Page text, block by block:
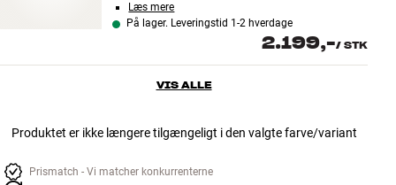
Læs mere
På lager. Leveringstid 1-2 hverdage
2.199,-/ STK
VIS ALLE
Produktet er ikke længere tilgængeligt i den valgte farve/variant
Prismatch - Vi matcher konkurrenterne